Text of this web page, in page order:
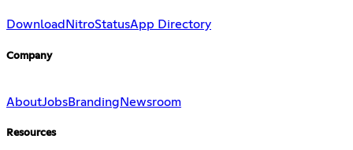
Download NitroStatusApp Directory
Company
AboutJobsBranding Newsroom
Resources